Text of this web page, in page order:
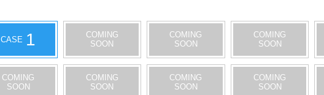
CASE 1
COMING
SOON
COMING
SOON
COMING
SOON
COMING
SOON
COMING
SOON
COMING
SOON
COMING
SOON